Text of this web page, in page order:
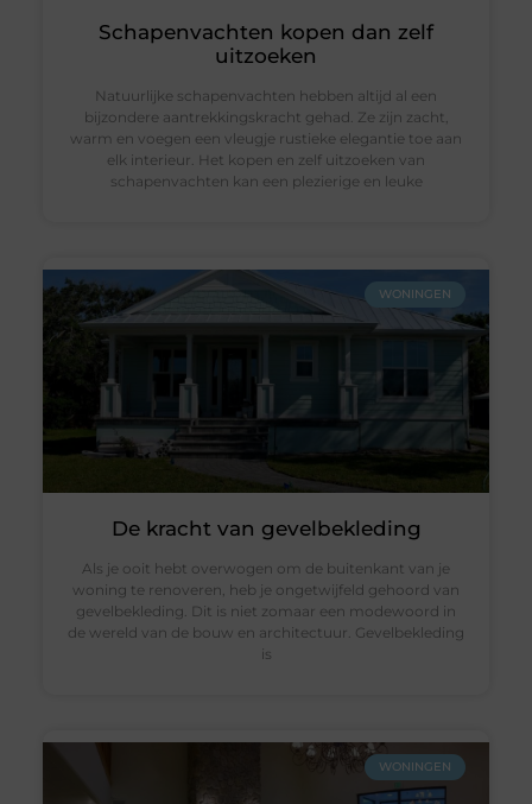
Schapenvachten kopen dan zelf
uitzoeken
Natuurlijke schapenvachten hebben altijd al een
bijzondere aantrekkingskracht gehad. Ze zijn zacht,
warm en voegen een vleugje rustieke elegantie toe aan
elk interieur. Het kopen en zelf uitzoeken van
schapenvachten kan een plezierige en leuke
WONINGEN
De kracht van gevelbekleding
Als je ooit hebt overwogen om de buitenkant van je
woning te renoveren, heb je ongetwijfeld gehoord van
gevelbekleding. Dit is niet zomaar een modewoord in
de wereld van de bouw en architectuur. Gevelbekleding
is
WONINGEN